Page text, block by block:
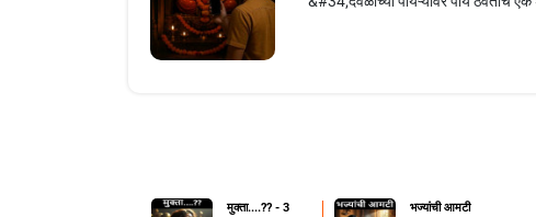
मुक्ता....??️ - 3 भज्यांची आमटी